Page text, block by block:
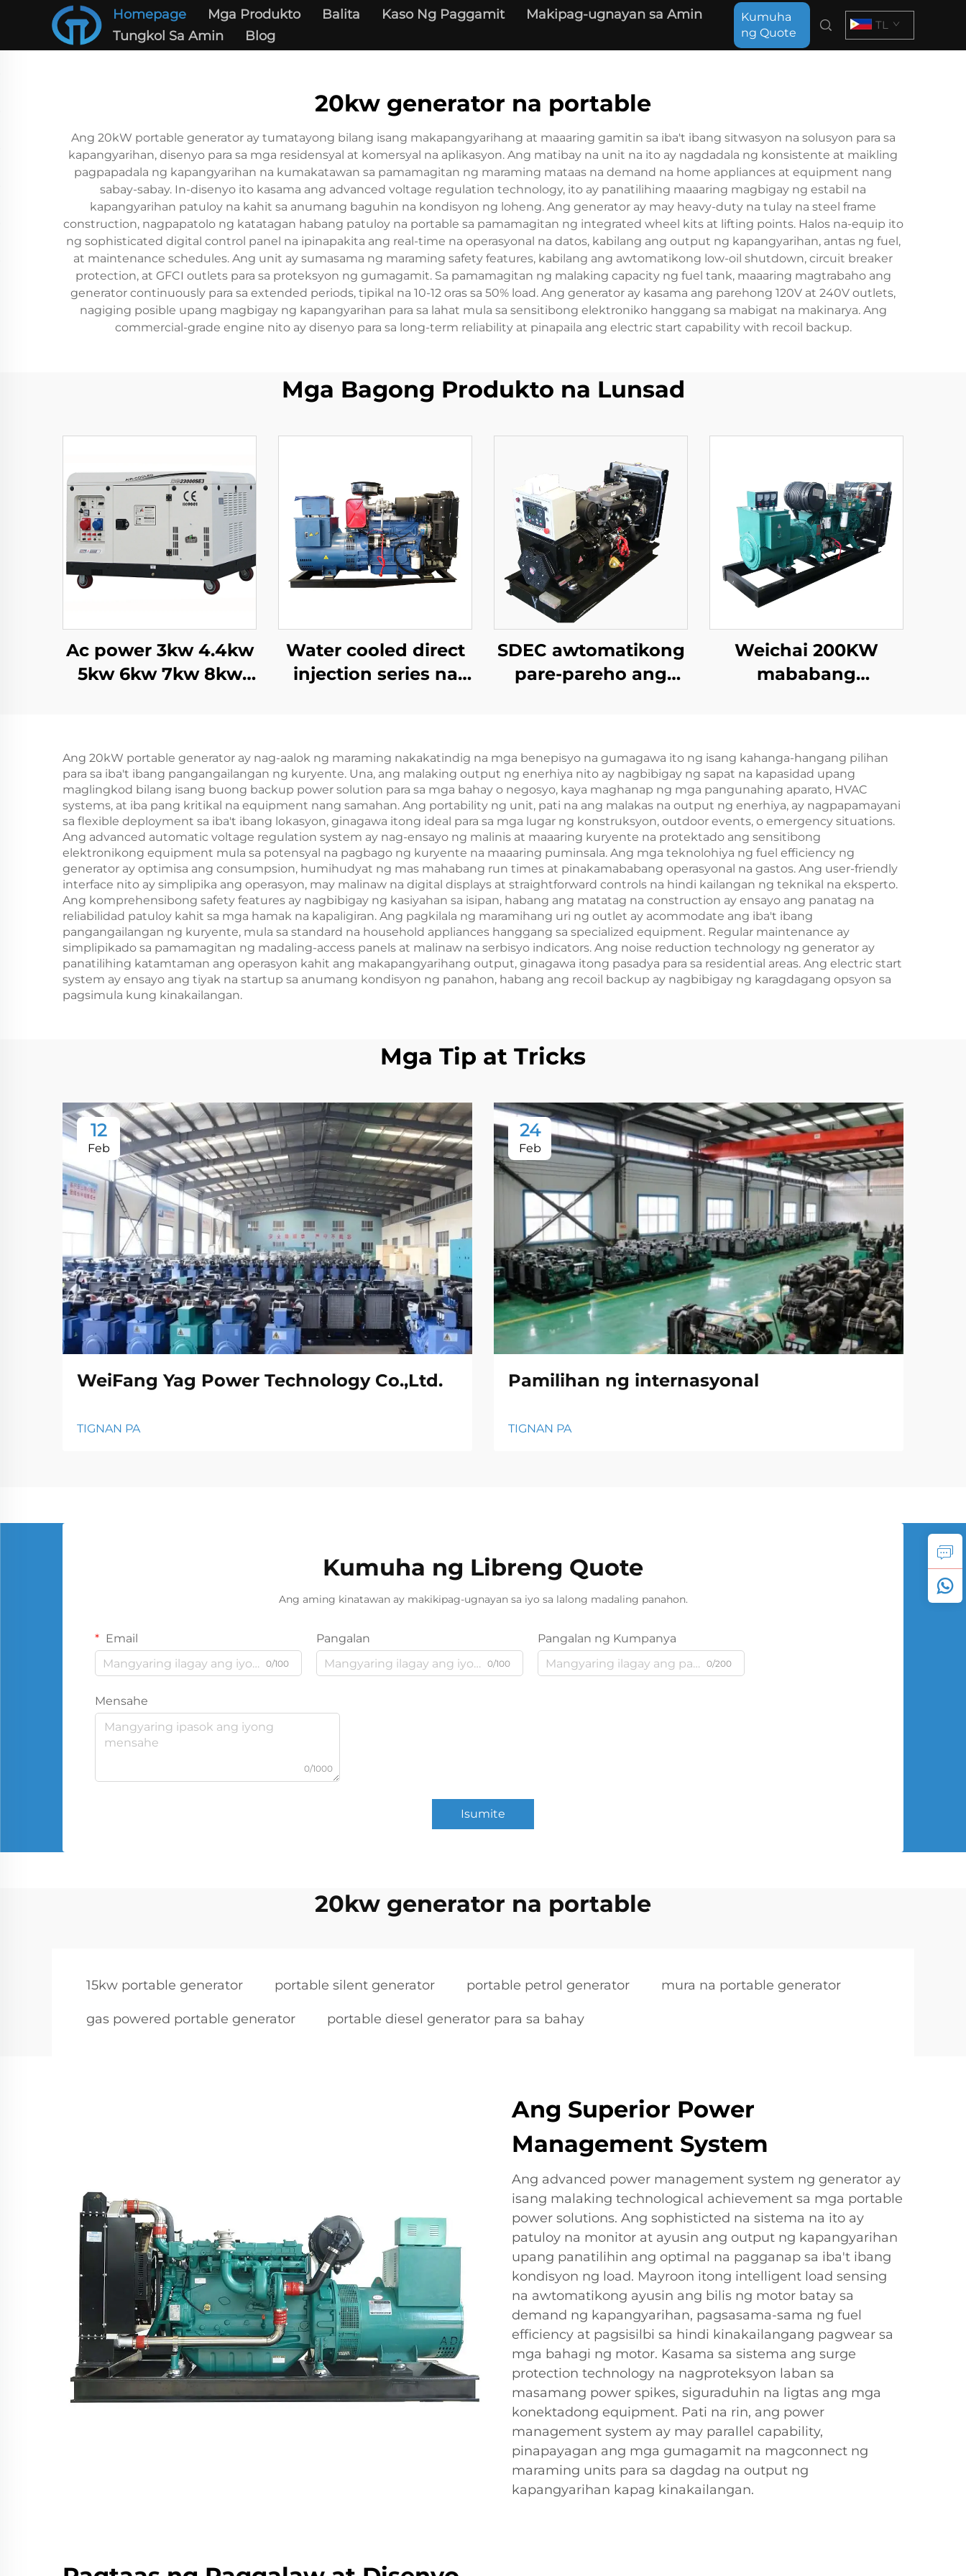
Homepage Mga Produkto Balita Kaso Ng Paggamit
Makipag-ugnayan sa Amin
Tungkol Sa Amin
Blog
Kumuha
ng Quote
TL
20kw generator na portable
Ang 20kW portable generator ay tumatayong bilang isang makapangyarihang at maaaring gamitin sa iba't ibang sitwasyon na solusyon para sa
kapangyarihan, disenyo para sa mga residensyal at komersyal na aplikasyon. Ang matibay na unit na ito ay nagdadala ng konsistente at maikling
pagpapadala ng kapangyarihan na kumakatawan sa pamamagitan ng maraming mataas na demand na home appliances at equipment nang
sabay-sabay. In-disenyo ito kasama ang advanced voltage regulation technology, ito ay panatilihing maaaring magbigay ng estabil na
kapangyarihan patuloy na kahit sa anumang baguhin na kondisyon ng loheng. Ang generator ay may heavy-duty na tulay na steel frame
construction, nagpapatolo ng katatagan habang patuloy na portable sa pamamagitan ng integrated wheel kits at lifting points. Halos na-equip ito
ng sophisticated digital control panel na ipinapakita ang real-time na operasyonal na datos, kabilang ang output ng kapangyarihan, antas ng fuel,
at maintenance schedules. Ang unit ay sumasama ng maraming safety features, kabilang ang awtomatikong low-oil shutdown, circuit breaker
protection, at GFCI outlets para sa proteksyon ng gumagamit. Sa pamamagitan ng malaking capacity ng fuel tank, maaaring magtrabaho ang
generator continuously para sa extended periods, tipikal na 10-12 oras sa 50% load. Ang generator ay kasama ang parehong 120V at 240V outlets,
nagiging posible upang magbigay ng kapangyarihan para sa lahat mula sa sensitibong elektroniko hanggang sa mabigat na makinarya. Ang
commercial-grade engine nito ay disenyo para sa long-term reliability at pinapaila ang electric start capability with recoil backup.
Mga Bagong Produkto na Lunsad
Ac power 3kw 4.4kw
5kw 6kw 7kw 8kw
Water cooled direct
injection series na
SDEC awtomatikong
pare-pareho ang
Weichai 200KW
mababang
maaasahang set ng
diesel generator
Ang 20kW portable generator ay nag-aalok ng maraming nakakatindig na mga benepisyo na gumagawa ito ng isang kahanga-hangang pilihan
para sa iba't ibang pangangailangan ng kuryente. Una, ang malaking output ng enerhiya nito ay nagbibigay ng sapat na kapasidad upang
maglingkod bilang isang buong backup power solution para sa mga bahay o negosyo, kaya maghanap ng mga pangunahing aparato, HVAC
systems, at iba pang kritikal na equipment nang samahan. Ang portability ng unit, pati na ang malakas na output ng enerhiya, ay nagpapamayani
sa flexible deployment sa iba't ibang lokasyon, ginagawa itong ideal para sa mga lugar ng konstruksyon, outdoor events, o emergency situations.
Ang advanced automatic voltage regulation system ay nag-ensayo ng malinis at maaaring kuryente na protektado ang sensitibong
elektronikong equipment mula sa potensyal na pagbago ng kuryente na maaaring puminsala. Ang mga teknolohiya ng fuel efficiency ng
generator ay optimisa ang consumpsion, humihudyat ng mas mahabang run times at pinakamababang operasyonal na gastos. Ang user-friendly
interface nito ay simplipika ang operasyon, may malinaw na digital displays at straightforward controls na hindi kailangan ng teknikal na eksperto.
Ang komprehensibong safety features ay nagbibigay ng kasiyahan sa isipan, habang ang matatag na construction ay ensayo ang panatag na
reliabilidad patuloy kahit sa mga hamak na kapaligiran. Ang pagkilala ng maramihang uri ng outlet ay acommodate ang iba't ibang
pangangailangan ng kuryente, mula sa standard na household appliances hanggang sa specialized equipment. Regular maintenance ay
simplipikado sa pamamagitan ng madaling-access panels at malinaw na serbisyo indicators. Ang noise reduction technology ng generator ay
panatilihing katamtaman ang operasyon kahit ang makapangyarihang output, ginagawa itong pasadya para sa residential areas. Ang electric start
system ay ensayo ang tiyak na startup sa anumang kondisyon ng panahon, habang ang recoil backup ay nagbibigay ng karagdagang opsyon sa
pagsimula kung kinakailangan.
Mga Tip at Tricks
12
Feb
WeiFang Yag Power Technology Co.,Ltd.
TIGNAN PA
24
Feb
Pamilihan ng internasyonal
TIGNAN PA
Kumuha ng Libreng Quote
Ang aming kinatawan ay makikipag-ugnayan sa iyo sa lalong madaling panahon.
Email
0/100
Pangalan
0/100
Pangalan ng Kumpanya
0/200
Mensahe
0/1000
Isumite
20kw generator na portable
15kw portable generator portable silent generator portable petrol generator mura na portable generator
gas powered portable generator portable diesel generator para sa bahay
Ang Superior Power
Management System
Ang advanced power management system ng generator ay
isang malaking technological achievement sa mga portable
power solutions. Ang sophisticted na sistema na ito ay
patuloy na monitor at ayusin ang output ng kapangyarihan
upang panatilihin ang optimal na pagganap sa iba't ibang
kondisyon ng load. Mayroon itong intelligent load sensing
na awtomatikong ayusin ang bilis ng motor batay sa
demand ng kapangyarihan, pagsasama-sama ng fuel
efficiency at pagsisilbi sa hindi kinakailangang pagwear sa
mga bahagi ng motor. Kasama sa sistema ang surge
protection technology na nagproteksyon laban sa
masamang power spikes, siguraduhin na ligtas ang mga
konektadong equipment. Pati na rin, ang power
management system ay may parallel capability,
pinapayagan ang mga gumagamit na magconnect ng
maraming units para sa dagdag na output ng
kapangyarihan kapag kinakailangan.